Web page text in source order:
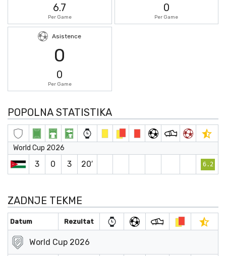
6.7
Per Game
0
Per Game
Asistence
0
0
Per Game
POPOLNA STATISTIKA
World Cup 2026
3 0 3 20′ 6.2
ZADNJE TEKME
Datum Rezultat
World Cup 2026